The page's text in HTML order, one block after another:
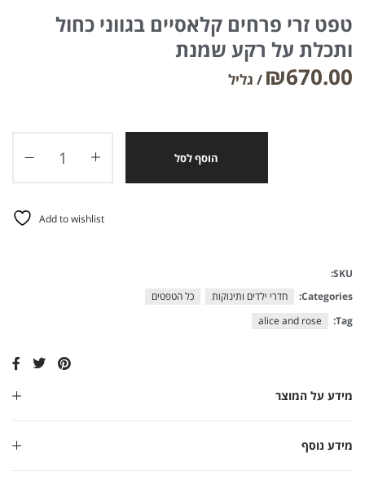
Community
Blog
Forums
טפט זרי פרחים קלאסיים בגווני כחול
ותכלת על רקע שמנת
₪670.00
הוסף לסל
Add to wishlist
מידע על המוצר
מידע נוסף
SKU:
Categories:
חדרי ילדים ותינוקות
כל הטפטים
Tag:
alice and rose